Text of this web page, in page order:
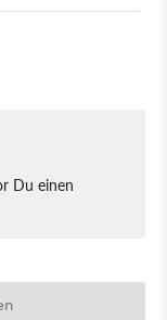
Du einen